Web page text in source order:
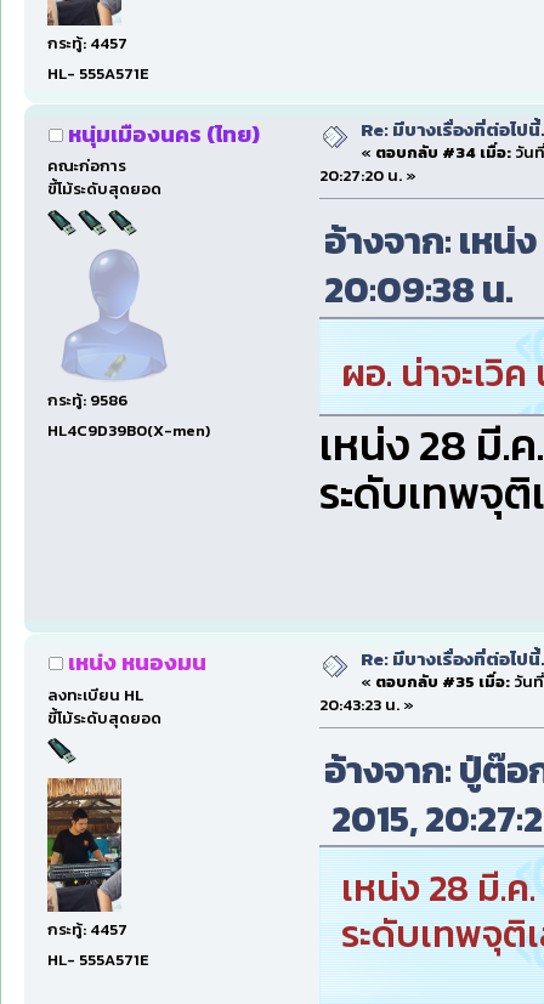
กระทู้: 4457
HL- 555A571E
หนุ่มเมืองนคร (ไทย)
คณะก่อการ
ขี้โม้ระดับสุดยอด
กระทู้: 9586
HL4C9D39B0(X-men)
Re: มีบางเรื่องที่ต่อไป
« ตอบกลับ #34 เมื่อ:วันที่
20:27:20 น. »
อ้างจาก: เห
20:09:38 น.
ผอ. น่าจะเวิ
เหน่ง 28 มี.
ระดับเทพจุติ
เหน่ง หนองมน
ลงทะเบียน HL
ขี้โม้ระดับสุดยอด
กระทู้: 4457
HL- 555A571E
Re: มีบางเรื่องที่ต่อไป
« ตอบกลับ #35 เมื่อ:วันที่
20:43:23 น. »
อ้างจาก: ปู่ต๊
2015,
เหน่ง 28 มี.
ระดับเทพจุติ